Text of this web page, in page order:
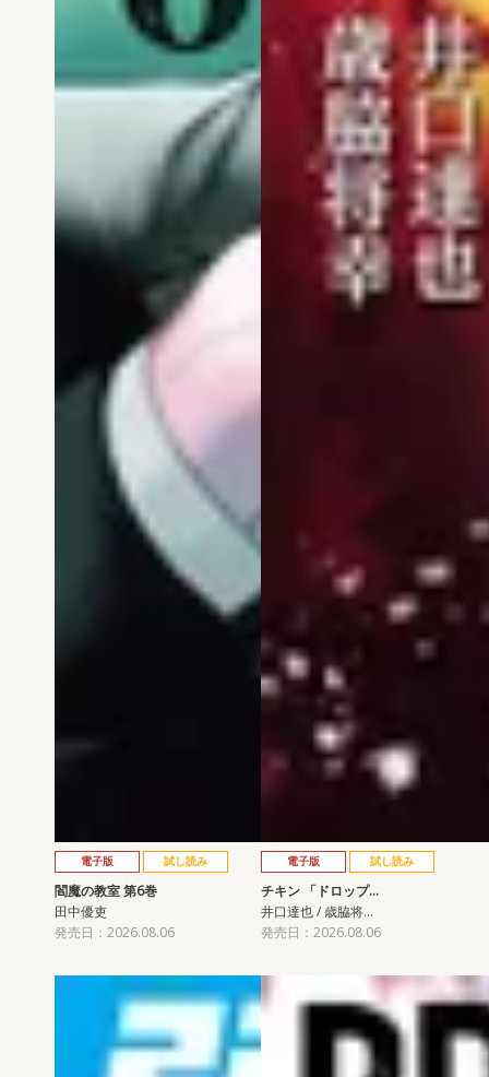
電子版 試し読み
閻魔の教室 第6巻
田中優吏
発売日：2026.08.06
電子版 試し読み
チキン 「ドロップ…
井口達也 / 歳脇将…
発売日：2026.08.06